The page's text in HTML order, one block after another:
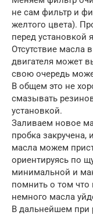
не сам фильтр и
желтого цвета).
перед установкой
Отсутствие масла
двигателя может
свою очередь
В общем это не
смазывать
установкой.
Заливаем новое
пробка
масла можем
ориентируясь по
минимальной и
помнить о том что
немного масла
В дальнейшем при